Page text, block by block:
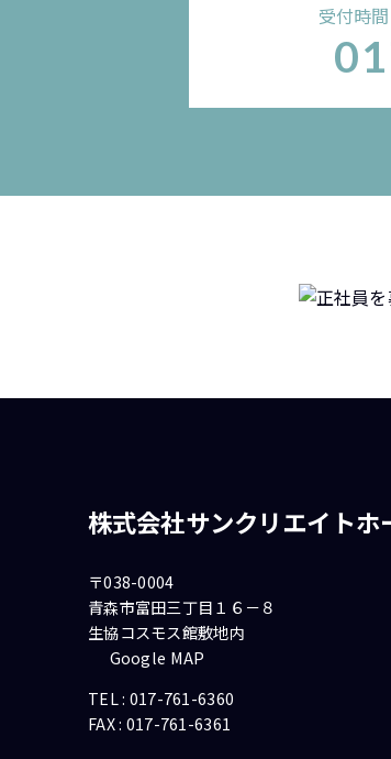
受付時間
株式会社サンクリエイトホ
〒038-0004
青森市富田三丁目１６－８
生協コスモス館敷地内
Google MAP
TEL : 017-761-6360
FAX : 017-761-6361